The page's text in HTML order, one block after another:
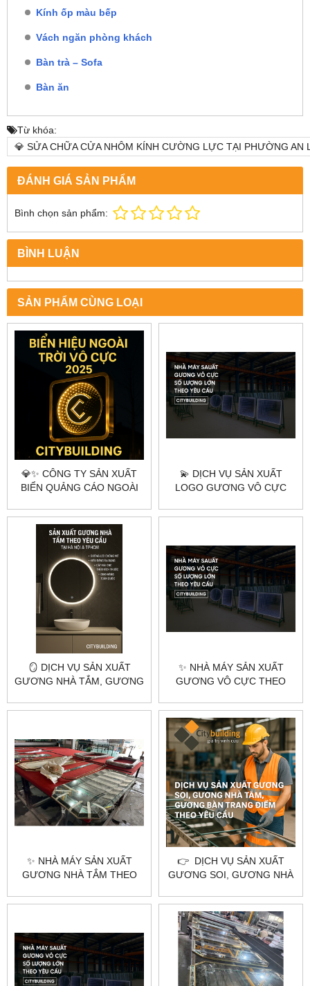
Kính ốp màu bếp
Vách ngăn phòng khách
Bàn trà – Sofa
Bàn ăn
Từ khóa:
💎 SỬA CHỮA CỬA NHÔM KÍNH CƯỜNG LỰC TẠI PHƯỜNG AN
ĐÁNH GIÁ SẢN PHẨM
Bình chọn sản phẩm:
BÌNH LUẬN
SẢN PHẨM CÙNG LOẠI
💎✨ CÔNG TY SẢN XUẤT
BIỂN QUẢNG CÁO NGOÀI
CẦU – CITYBUILDING ✨💎
💫 DỊCH VỤ SẢN XUẤT
LOGO GƯƠNG VÔ CỰC
& TPHCM – CITYBUILDING
🪞 DỊCH VỤ SẢN XUẤT
GƯƠNG NHÀ TẮM, GƯƠNG
SOI TOÀN THÂN THEO YÊU
✨ NHÀ MÁY SẢN XUẤT
GƯƠNG VÔ CỰC THEO
TPHCM – CITYBUILDING
✨ NHÀ MÁY SẢN XUẤT
GƯƠNG NHÀ TẮM THEO
TPHCM – CITYBUILDING
👉 DỊCH VỤ SẢN XUẤT
GƯƠNG SOI, GƯƠNG NHÀ
ĐIỂM THEO YÊU CẦU –
CITYBUILDING